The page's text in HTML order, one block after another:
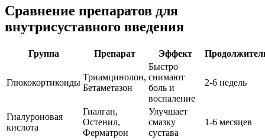
Сравнение препаратов для
внутрисуставного введения
Группа Препарат Эффект
Глюкокортикоиды
Триамцинолон,
Бетаметазон
Быстро
снимают
боль и
воспаление
2-6 недель
Гиалуроновая
кислота
Гиалган,
Остенил,
Ферматрон
Улучшает
смазку
сустава
1-6 месяцев